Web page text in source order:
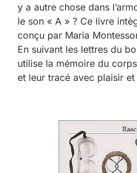
y a autre chose dans
le son « A » ? Ce livre
conçu par Maria
En suivant les lettres du
utilise la mémoire du
et leur tracé avec plaisir et